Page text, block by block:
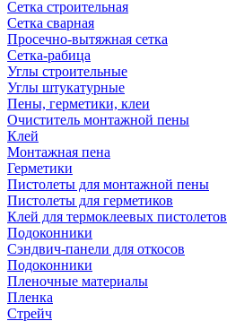
Сетка строительная
Сетка сварная
Просечно-вытяжная сетка
Сетка-рабица
Углы строительные
Углы штукатурные
Пены, герметики, клеи
Очиститель монтажной пены
Клей
Монтажная пена
Герметики
Пистолеты для монтажной пены
Пистолеты для герметиков
Клей для термоклеевых пистолетов
Подоконники
Сэндвич-панели для откосов
Подоконники
Пленочные материалы
Пленка
Стрейч